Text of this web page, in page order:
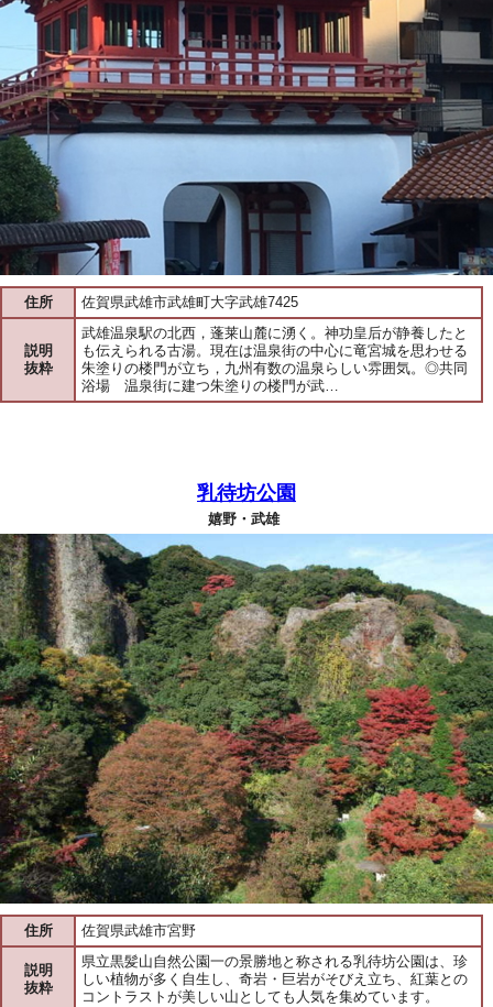
住所 佐賀県武雄市武雄町大字武雄7425
説明
抜粋
武雄温泉駅の北西，蓬莱山麓に湧く。神功皇后が静養したと
も伝えられる古湯。現在は温泉街の中心に竜宮城を思わせる
朱塗りの楼門が立ち，九州有数の温泉らしい雰囲気。◎共同
浴場 温泉街に建つ朱塗りの楼門が武…
乳待坊公園
嬉野・武雄
住所 佐賀県武雄市宮野
説明
抜粋
県立黒髪山自然公園一の景勝地と称される乳待坊公園は、珍
しい植物が多く自生し、奇岩・巨岩がそびえ立ち、紅葉との
コントラストが美しい山としても人気を集めています。